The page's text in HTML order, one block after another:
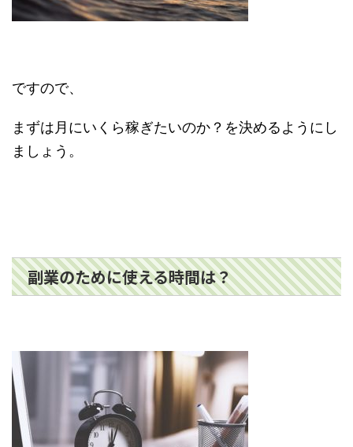
ですので、
まずは月にいくら稼ぎたいのか？を決めるようにし
ましょう。
副業のために使える時間は？